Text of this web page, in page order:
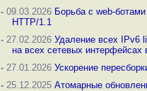
-09.03.2026 Борьба с web-
HTTP/1.1
-27.02.2026 Удаление всех IPv6
на всех сетевых интерфейсах
-27.01.2026 Ускорение
-25.12.2025 Атомарные